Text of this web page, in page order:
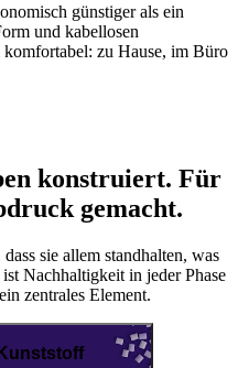
günstiger als ein
und kabellosen
zu Hause, im Büro
konstruiert. Für
gemacht.
sie allem standhalten, was
Nachhaltigkeit in jeder Phase
zentrales Element.
Kunststoff